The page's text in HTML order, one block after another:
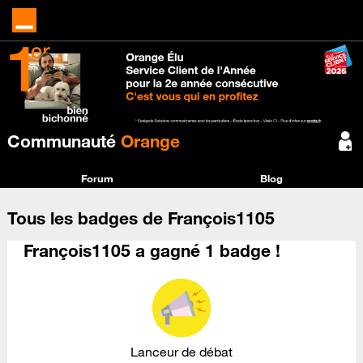
Communauté Orange
Forum Blog
Tous les badges de François1105
François1105 a gagné 1 badge !
Lanceur de débat